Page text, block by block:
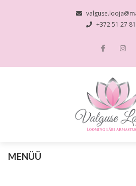
+372 51 27
MENÜÜ